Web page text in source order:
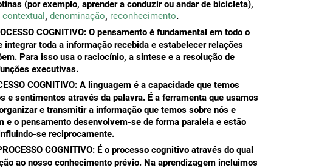
(por exemplo, aprender a conduzir ou andar de bicicleta),
denominação reconhecimento.
COGNITIVO: O pensamento é fundamental em todo o
toda a informação recebida e estabelecer relações
Para isso usa o raciocínio, a sintese e a resolução de
executivas.
COGNITIVO: A linguagem é a capacidade que temos
e sentimentos através da palavra. É a ferramenta que usamos
e transmitir a informação que temos sobre nós e
e o pensamento desenvolvem-se de forma paralela e estão
se reciprocamente.
COGNITIVO: É o processo cognitivo através do qual
ao nosso conhecimento prévio. Na aprendizagem incluimos